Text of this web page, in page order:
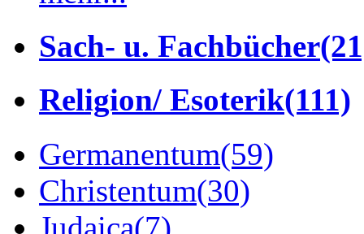
Sach- u. Fachbücher
Religion/ Esoterik(111)
Germanentum(59)
Christentum(30)
Judaica(7)